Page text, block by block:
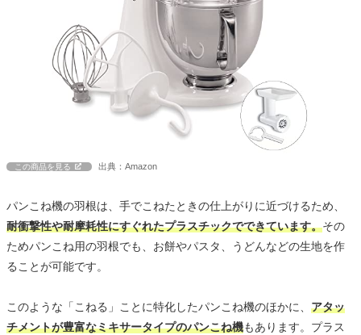
この商品を見る 出典：Amazon
パンこね機の羽根は、手でこねたときの仕上がりに近づけるため、
耐衝撃性や耐摩耗性にすぐれたプラスチックでできています。その
ためパンこね用の羽根でも、お餅やパスタ、うどんなどの生地を作
ることが可能です。
このような「こねる」ことに特化したパンこね機のほかに、 アタッ
チメントが豊富なミキサータイプのパンこね機もあります。プラス